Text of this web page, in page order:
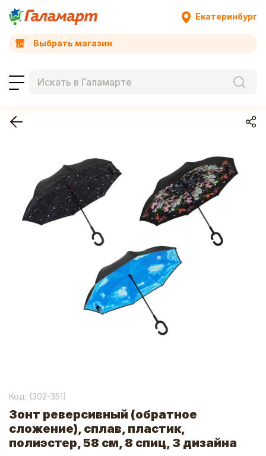
Екатеринбург
Выбрать магазин
Код: (302-351)
Зонт реверсивный (обратное
сложение), сплав, пластик,
полиэстер, 58 см, 8 спиц, 3 дизайна